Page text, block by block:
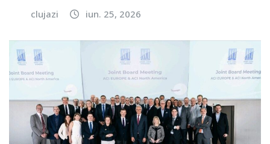
clujazi iun. 25, 2026